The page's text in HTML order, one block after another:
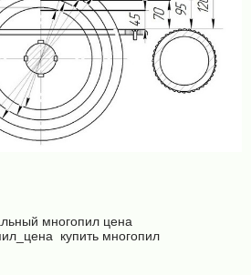
многопил цена
купить многопил